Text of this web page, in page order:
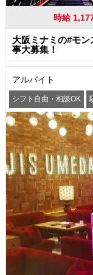
大阪ミナミの#モ
事大募集！
アルバイト
シフト自由・相談OK